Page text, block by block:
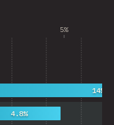
5%
4.8%
14%